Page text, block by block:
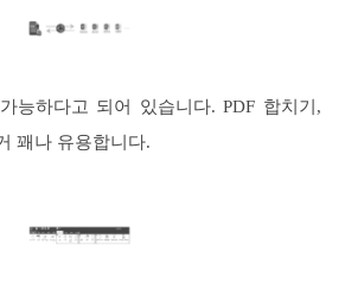
능하다고 되어 있습니다. PDF 합치기,
꽤나 유용합니다.